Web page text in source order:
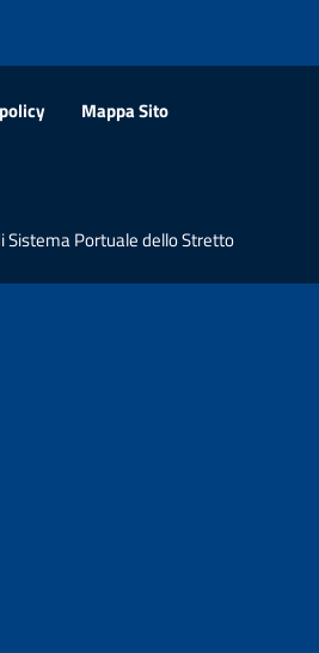
Mappa Sito
Sistema Portuale dello Stretto